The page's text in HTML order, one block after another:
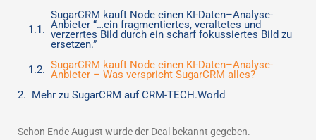
SugarCRM kauft Node einen KI-Daten–Analyse-
Anbieter “…ein fragmentiertes, veraltetes und
verzerrtes Bild durch ein scharf fokussiertes Bild zu
ersetzen.”
SugarCRM kauft Node einen KI-Daten–Analyse-
Anbieter – Was verspricht SugarCRM alles?
Mehr zu SugarCRM auf CRM-TECH.World
Schon Ende August wurde der Deal bekannt gegeben.